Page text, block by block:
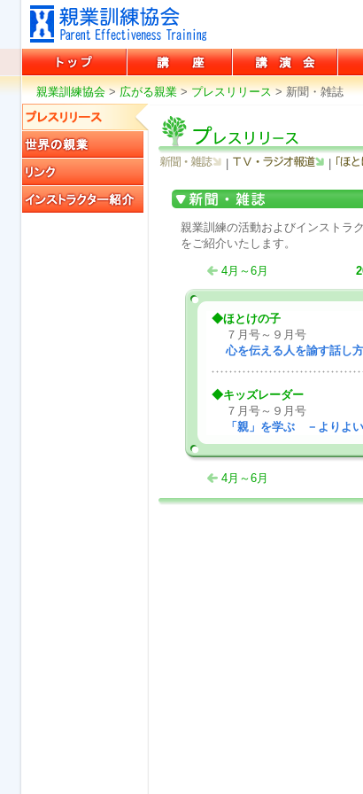
親業訓練協会
親業訓練協会 講座 講演会 書籍
親業訓練協会>広がる親業>プレスリリース>新聞・雑誌
プレスリリース
世界の親業
リンク
親業訓練の活動およびインストラ
をご紹介いたします。
4月～6月
◆ほとけの子
７月号～９月号
心を伝える人を諭す話
◆キッズレーダー
７月号～９月号
「親」を学ぶ －より
4月～6月